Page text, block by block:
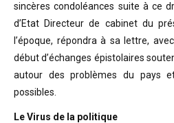
sincères condoléances suite à ce
d’Etat Directeur de cabinet du
l’époque, répondra à sa lettre,
début d’échanges épistolaires
autour des problèmes du pays
possibles.
Le Virus de la politique